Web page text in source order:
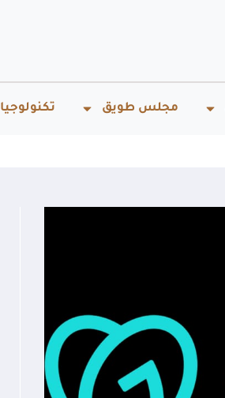
مجلس طويق تكنولوجيا